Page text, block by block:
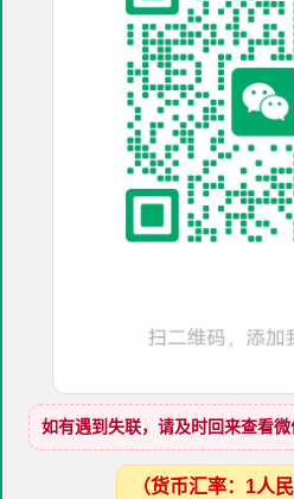
如有遇到失联，请及时回来查看微
（货币汇率：1人